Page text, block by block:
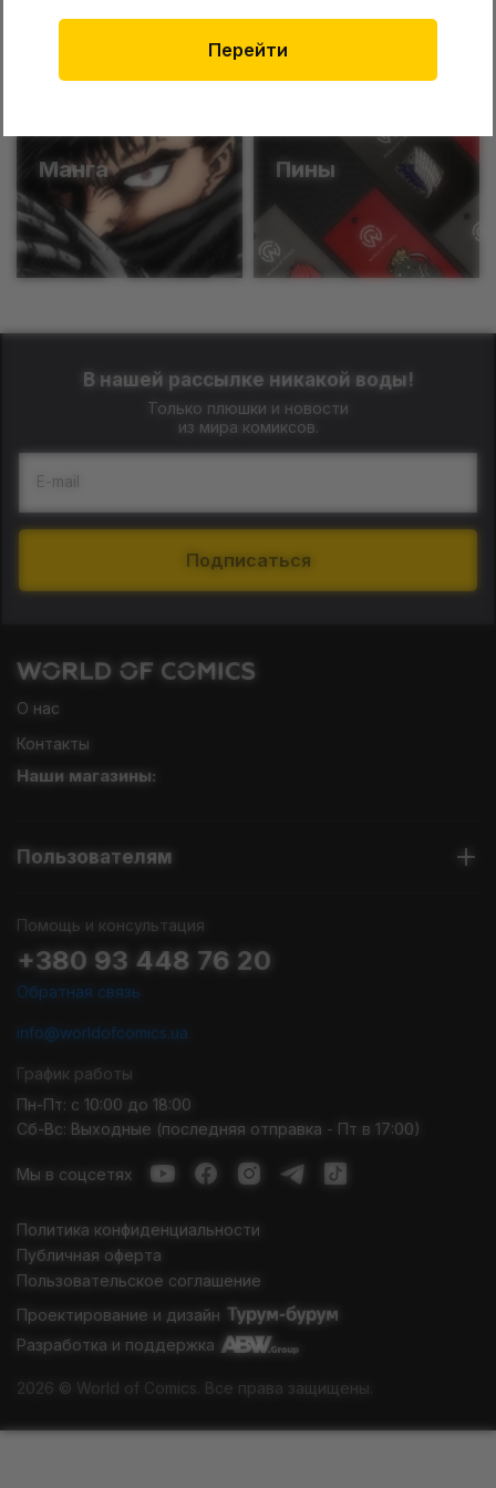
Перейти
Funko Катаны
Манга Пины
В нашей рассылке никакой воды!
Только плюшки и новости
из мира комиксов.
E-mail
Подписаться
О нас
Контакты
Наши магазины:
Пользователям
Помощь и консультация
+380 93 448 76 20
Обратная связь
info@worldofcomics.ua
График работы
Пн-Пт: с 10:00 до 18:00
Сб-Вс: Выходные (последняя отправка - Пт в 17:00)
Мы в соцсетях
Политика конфиденциальности
Публичная оферта
Пользовательское соглашение
Проектирование и дизайн
Разработка и поддержка
2026 © World of Comics. Все права защищены.